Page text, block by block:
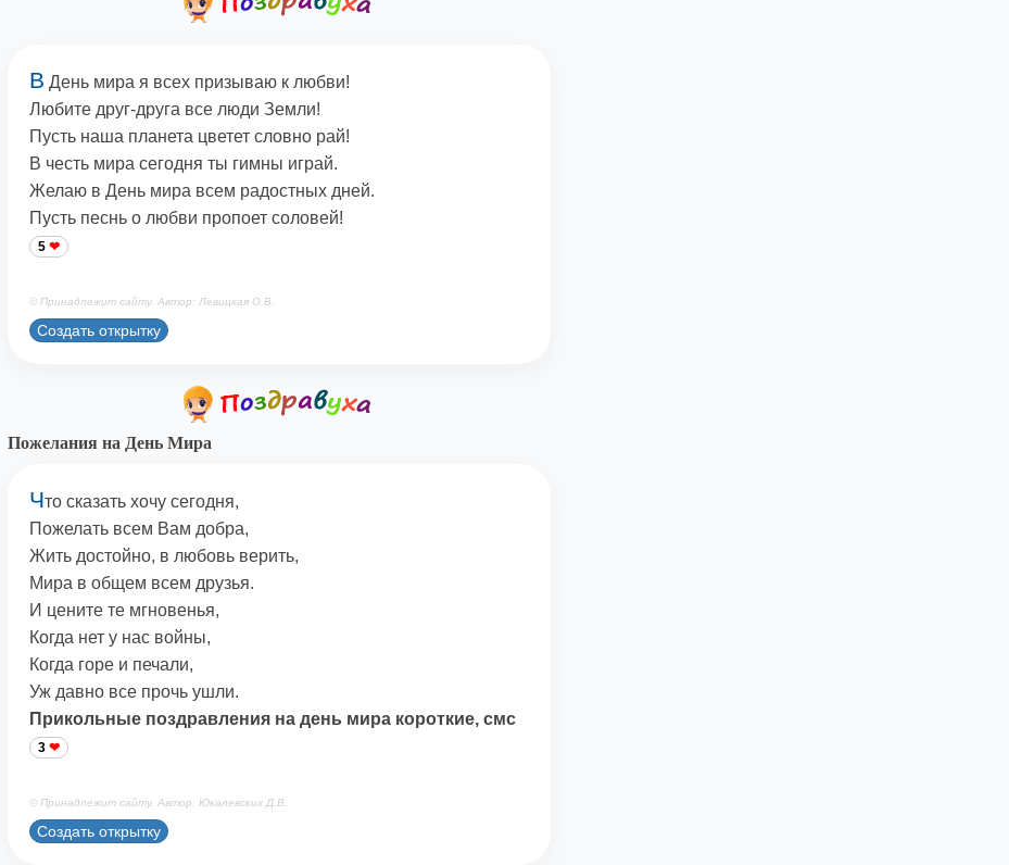
В День мира я всех призываю к любви!
Любите друг-друга все люди Земли!
Пусть наша планета цветет словно рай!
В честь мира сегодня ты гимны играй.
Желаю в День мира всем радостных дней.
Пусть песнь о любви пропоет соловей!
5
© Принадлежит сайту. Автор: Левицкая О.В.
Создать открытку
Пожелания на День Мира
Что сказать хочу сегодня,
Пожелать всем Вам добра,
Жить достойно, в любовь верить,
Мира в общем всем друзья.
И цените те мгновенья,
Когда нет у нас войны,
Когда горе и печали,
Уж давно все прочь ушли.
Прикольные поздравления на день мира короткие, смс
3
© Принадлежит сайту. Автор: Юкалевских Д.В.
Создать открытку